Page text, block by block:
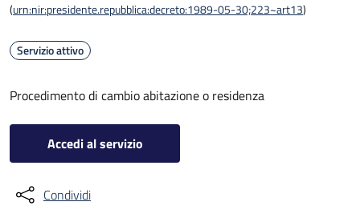
(urn:nir:presidente.repubblica:decreto:1989-05-30;223~art13)
Servizio attivo
Procedimento di cambio abitazione o residenza
Accedi al servizio
Condividi